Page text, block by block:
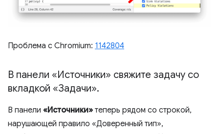
Проблема с Chromium: 1142804
В панели «Источники» свяжите задачу со
вкладкой «Задачи».
В панели «Источники» теперь рядом со строкой,
нарушающей правило «Доверенный тип»,